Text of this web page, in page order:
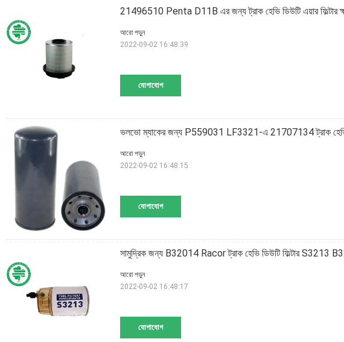
21496510 Penta D11B এর জন্য ট্রাক হেভি ডিউটি ​​এয়ার ফিল্টার
যোগাযোগ
আরো পড়ুন
2022-09-02 16:48:39
ভলভো ম্যাকের জন্য P559031 LF3321-এ 21707134 ট্রাক হেভি
যোগাযোগ
আরো পড়ুন
2022-09-02 16:48:15
সামুদ্রিক জন্য B32014 Racor ট্রাক হেভি ডিউটি ​​ফিল্টার S3213
যোগাযোগ
আরো পড়ুন
2022-09-02 16:48:17